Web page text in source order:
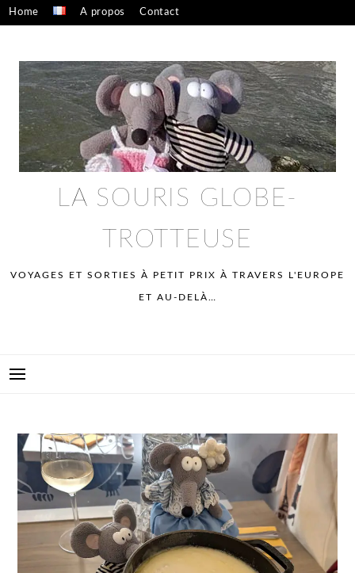
Skip
to
Home A propos Contact
LA SOURIS GLOBE-
TROTTEUSE
VOYAGES ET SORTIES À PETIT PRIX À TRAVERS L'EUROPE
ET AU-DELÀ…